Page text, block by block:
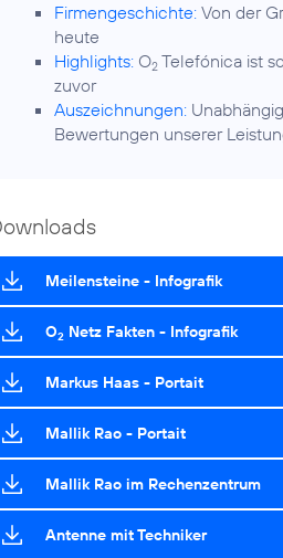
Firmengeschichte: Von der
heute
Highlights: O2 Telefónica ist
zuvor
Auszeichnungen:
Bewertungen unserer
Meilensteine - Infografik
O2 Netz Fakten - Infografik
Markus Haas - Portait
Mallik Rao - Portait
Mallik Rao im Rechenzentrum
Antenne mit Techniker